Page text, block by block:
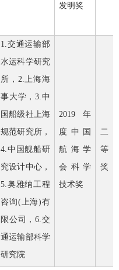
发明奖
1.交通运输部
水运科学研究
所， 2.上海海
事大学，3.中
国船级社上海
规范研究所，
4.中国舰船研
究设计中心，
5.奥雅纳工程
咨询(上海)有
限公司，6.交
通运输部科学
研究院
2019 年
度中国
航海学
会科学
技术奖
二
等
奖